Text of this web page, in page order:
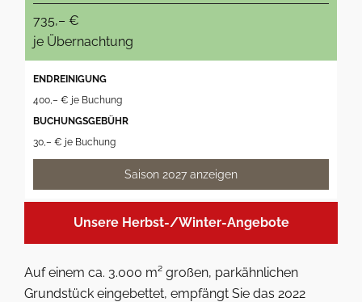
735,– €
je Übernachtung
ENDREINIGUNG
400,– € je Buchung
BUCHUNGSGEBÜHR
30,– € je Buchung
Saison 2027 anzeigen
Unsere Herbst-/Winter-Angebote
Auf einem ca. 3.000 m² großen, parkähnlichen
Grundstück eingebettet, empfängt Sie das 2022